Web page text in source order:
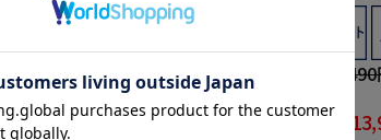
価格： 17,490円(税込)
20%off
WEB価格： 13,992円
WEB価格：